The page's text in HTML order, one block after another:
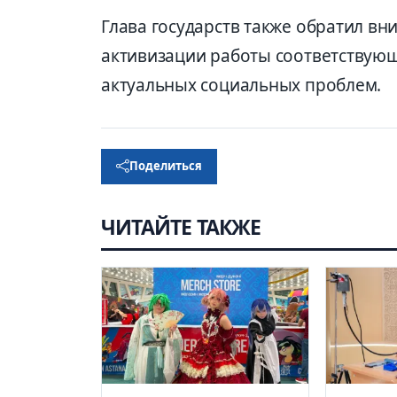
Глава государств также обратил
активизации работы
актуальных социальных проблем.
Поделиться
ЧИТАЙТЕ ТАКЖЕ